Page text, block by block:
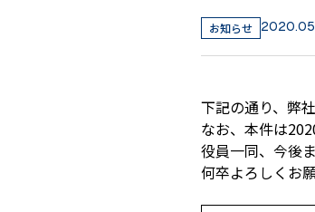
お知らせ
下記の通り、弊
なお、本件は
役員一同、今後
何卒よろしくお